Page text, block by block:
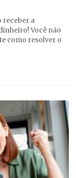
receber a
Você não
como resolver o